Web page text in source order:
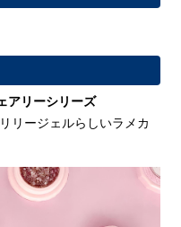
リーシリーズ
リージェルらしいラメカ